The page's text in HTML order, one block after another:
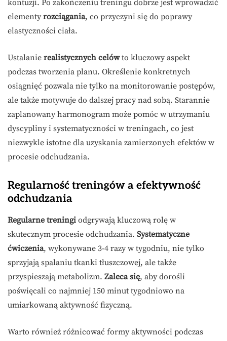
kontuzji. Po zakończeniu treningu dobrze jest wprowadzić
elementy rozciągania, co przyczyni się do poprawy
elastyczności ciała.
Ustalanie realistycznych celówto kluczowy aspekt
podczas tworzenia planu. Określenie konkretnych
osiągnięć pozwala nie tylko na monitorowanie postępów,
ale także motywuje do dalszej pracy nad sobą. Starannie
zaplanowany harmonogram może pomóc w utrzymaniu
dyscypliny i systematyczności w treningach, co jest
niezwykle istotne dla uzyskania zamierzonych efektów w
procesie odchudzania.
Regularność treningów a efektywność
odchudzania
Regularne treningi odgrywają kluczową rolę w
skutecznym procesie odchudzania. Systematyczne
ćwiczenia, wykonywane 3-4 razy w tygodniu, nie tylko
sprzyjają spalaniu tkanki tłuszczowej, ale także
przyspieszają metabolizm. Zaleca się, aby dorośli
poświęcali co najmniej 150 minut tygodniowo na
umiarkowaną aktywność fizyczną.
Warto również różnicować formy aktywności podczas